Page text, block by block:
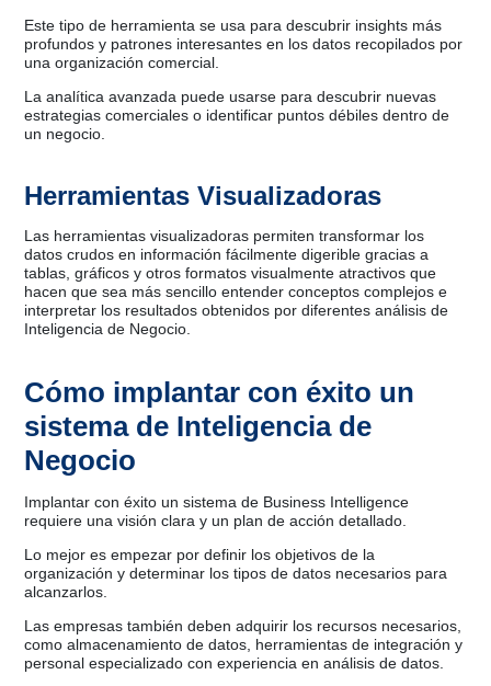
Este tipo de herramienta se usa para descubrir insights más
profundos y patrones interesantes en los datos recopilados por
una organización comercial.
La analítica avanzada puede usarse para descubrir nuevas
estrategias comerciales o identificar puntos débiles dentro de
un negocio.
Herramientas Visualizadoras
Las herramientas visualizadoras permiten transformar los
datos crudos en información fácilmente digerible gracias a
tablas, gráficos y otros formatos visualmente atractivos que
hacen que sea más sencillo entender conceptos complejos e
interpretar los resultados obtenidos por diferentes análisis de
Inteligencia de Negocio.
Cómo implantar con éxito un
sistema de Inteligencia de
Negocio
Implantar con éxito un sistema de Business Intelligence
requiere una visión clara y un plan de acción detallado.
Lo mejor es empezar por definir los objetivos de la
organización y determinar los tipos de datos necesarios para
alcanzarlos.
Las empresas también deben adquirir los recursos necesarios,
como almacenamiento de datos, herramientas de integración y
personal especializado con experiencia en análisis de datos.